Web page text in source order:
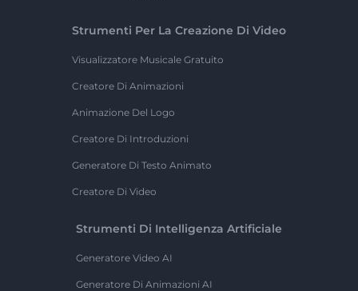
Strumenti Per La Creazione Di Video
Visualizzatore Musicale Gratuito
Creatore Di Animazioni
Animazione Del Logo
Creatore Di Introduzioni
Generatore Di Testo Animato
Creatore Di Video
Strumenti Di Intelligenza Artificiale
Generatore Video AI
Generatore Di Animazioni AI